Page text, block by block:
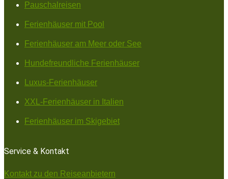
Pauschalreisen
Ferienhäuser mit Pool
Ferienhäuser am Meer oder See
Hundefreundliche Ferienhäuser
Luxus-Ferienhäuser
XXL-Ferienhäuser in Italien
Ferienhäuser im Skigebiet
Service & Kontakt
Kontakt zu den Reiseanbietern